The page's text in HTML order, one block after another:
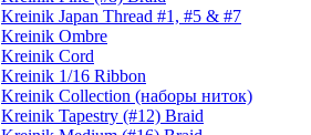
Kreinik Japan Thread #1, #5 & #7
Kreinik Ombre
Kreinik Cord
Kreinik 1/16 Ribbon
Kreinik Collection (наборы ниток)
Kreinik Tapestry (#12) Braid